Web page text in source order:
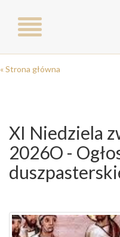
Toggle
navigation
« Strona główna
XI Niedziela
2026O -